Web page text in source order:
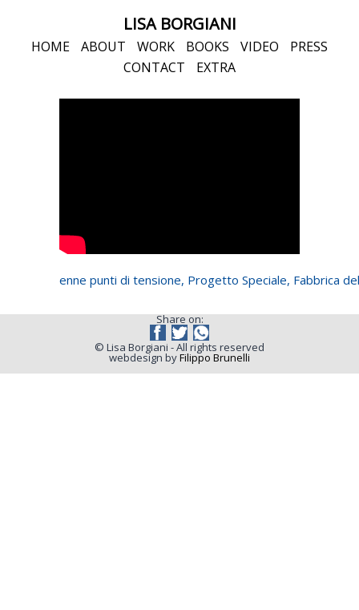
LISA BORGIANI
HOME ABOUT WORK BOOKS VIDEO
PRESS
CONTACT
EXTRA
enne punti di tensione, Progetto Speciale, Fabbrica
Share on:
© Lisa Borgiani - All rights reserved
webdesign byFilippo Brunelli